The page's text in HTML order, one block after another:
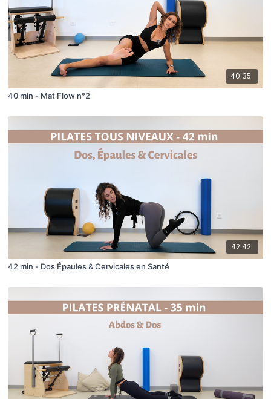
40:35
40 min - Mat Flow n°2
42:42
42 min - Dos Épaules & Cervicales en Santé